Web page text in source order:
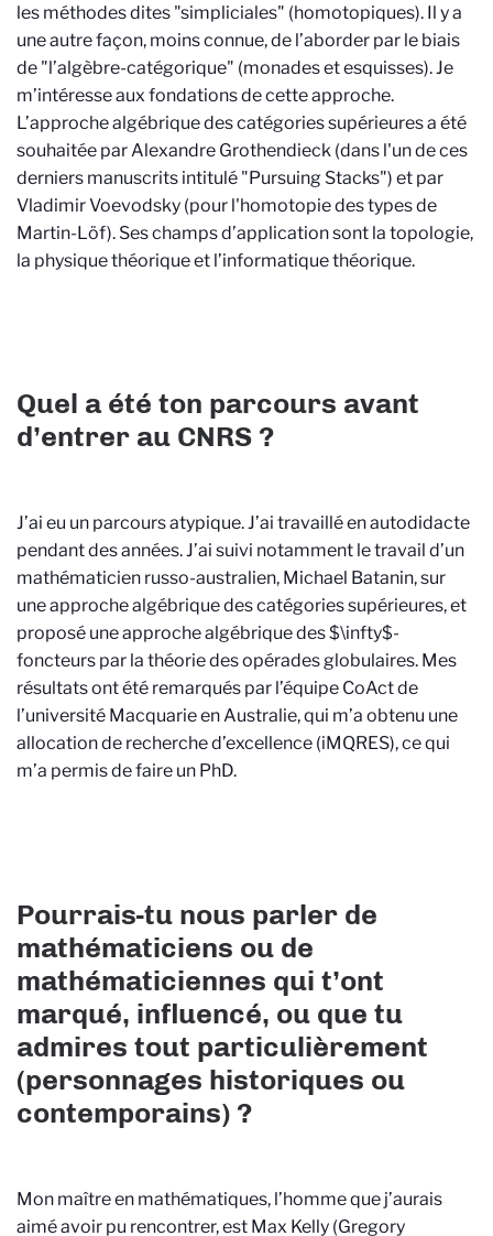
les méthodes dites "simpliciales" (homotopiques). Il y a
une autre façon, moins connue, de l’aborder par le biais
de "l’algèbre-catégorique" (monades et esquisses). Je
m’intéresse aux fondations de cette approche.
L’approche algébrique des catégories supérieures a été
souhaitée par Alexandre Grothendieck (dans l'un de ces
derniers manuscrits intitulé "Pursuing Stacks") et par
Vladimir Voevodsky (pour l'homotopie des types de
Martin-Löf). Ses champs d’application sont la topologie,
la physique théorique et l’informatique théorique.
Quel a été ton parcours avant
d’entrer au CNRS ?
J’ai eu un parcours atypique. J’ai travaillé en autodidacte
pendant des années. J’ai suivi notamment le travail d’un
mathématicien russo-australien, Michael Batanin, sur
une approche algébrique des catégories supérieures, et
proposé une approche algébrique des $\infty$-
foncteurs par la théorie des opérades globulaires. Mes
résultats ont été remarqués par l’équipe CoAct de
l’université Macquarie en Australie, qui m’a obtenu une
allocation de recherche d’excellence (iMQRES), ce qui
m’a permis de faire un PhD.
Pourrais-tu nous parler de
mathématiciens ou de
mathématiciennes qui t’ont
marqué, influencé, ou que tu
admires tout particulièrement
(personnages historiques ou
contemporains) ?
Mon maître en mathématiques, l’homme que j’aurais
aimé avoir pu rencontrer, est Max Kelly (Gregory